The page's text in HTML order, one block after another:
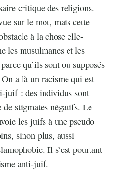
critique des religions.
sur le mot, mais cette
à la chose elle-
les musulmanes et les
qu’ils sont ou supposés
a là un racisme qui est
juif : des individus sont
de stigmates négatifs. Le
les juifs à une pseudo
sinon plus, aussi
Il s’est pourtant
anti-juif.